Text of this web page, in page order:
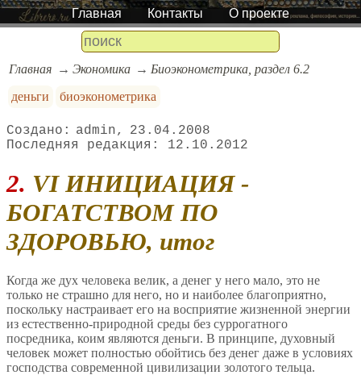
Главная Контакты О проекте
Главная Экономика
Биоэконометрика, раздел 6.2
деньги
биоэконометрика
admin
23.04.2008
12.10.2012
2. VI ИНИЦИАЦИЯ -
БОГАТСТВОМ ПО
ЗДОРОВЬЮ, итог
Когда же дух человека велик, а денег у него мало, это не
только не страшно для него, но и наиболее благоприятно,
поскольку настраивает его на восприятие жизненной энергии
из естественно-природной среды без суррогатного
посредника, коим являются деньги. В принципе, духовный
человек может полностью обойтись без денег даже в условиях
господства современной цивилизации золотого тельца.